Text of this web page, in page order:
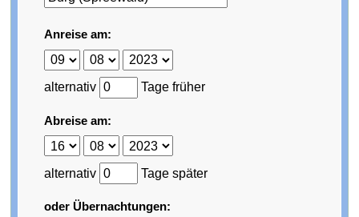
Anreise am:
alternativ Tage früher
Abreise am:
alternativ Tage später
oder Übernachtungen: